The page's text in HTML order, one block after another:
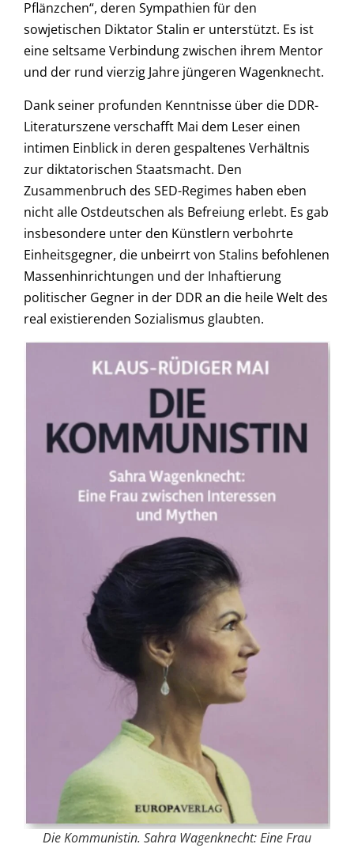
Pflänzchen“, deren Sympathien für den
sowjetischen Diktator Stalin er unterstützt. Es ist
eine seltsame Verbindung zwischen ihrem Mentor
und der rund vierzig Jahre jüngeren Wagenknecht.
Dank seiner profunden Kenntnisse über die DDR-
Literaturszene verschafft Mai dem Leser einen
intimen Einblick in deren gespaltenes Verhältnis
zur diktatorischen Staatsmacht. Den
Zusammenbruch des SED-Regimes haben eben
nicht alle Ostdeutschen als Befreiung erlebt. Es gab
insbesondere unter den Künstlern verbohrte
Einheitsgegner, die unbeirrt von Stalins befohlenen
Massenhinrichtungen und der Inhaftierung
politischer Gegner in der DDR an die heile Welt des
real existierenden Sozialismus glaubten.
Die Kommunistin. Sahra Wagenknecht: Eine Frau